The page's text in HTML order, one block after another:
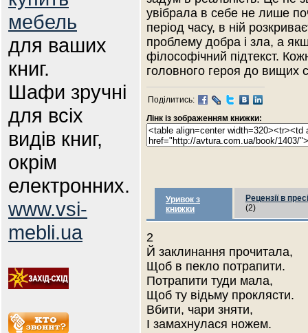
мебель
для ваших
книг.
Шафи зручні
для всіх
видів книг,
окрім
електронних.
www.vsi-
mebli.ua
увібрала в себе не лише
період часу, в ній
проблему добра і зла, а
філософічний підтекст.
головного героя до вищих
Поділитись:
Лінк із зображенням книжки:
Уривок з
книжки
Рецензії в пресі
(2)
2
Й заклинання прочитала,
Щоб в пекло потрапити.
Потрапити туди мала,
Щоб ту відьму проклясти.
Вбити, чари зняти,
І замахнулася ножем.